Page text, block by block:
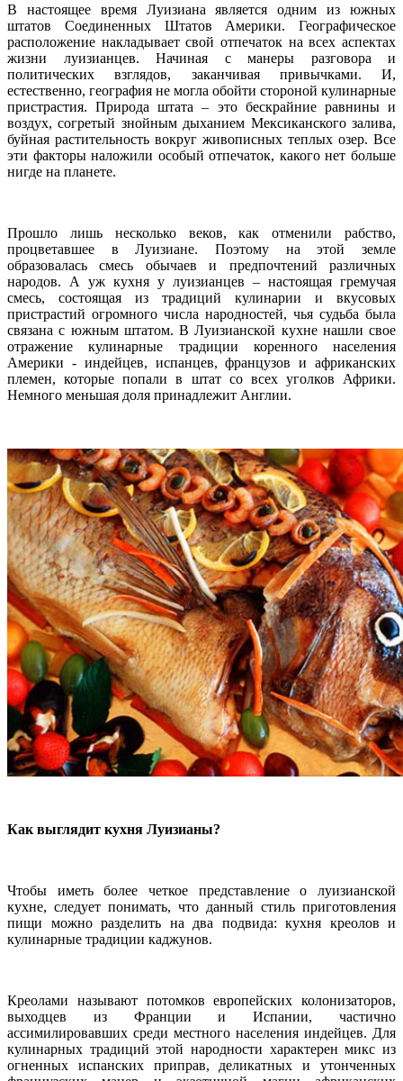
В настоящее время Луизиана является одним из южных
штатов Соединенных Штатов Америки. Географическое
расположение накладывает свой отпечаток на всех аспектах
жизни луизианцев. Начиная с манеры разговора и
политических взглядов, заканчивая привычками. И,
естественно, география не могла обойти стороной кулинарные
пристрастия. Природа штата – это бескрайние равнины и
воздух, согретый знойным дыханием Мексиканского залива,
буйная растительность вокруг живописных теплых озер. Все
эти факторы наложили особый отпечаток, какого нет больше
нигде на планете.
Прошло лишь несколько веков, как отменили рабство,
процветавшее в Луизиане. Поэтому на этой земле
образовалась смесь обычаев и предпочтений различных
народов. А уж кухня у луизианцев – настоящая гремучая
смесь, состоящая из традиций кулинарии и вкусовых
пристрастий огромного числа народностей, чья судьба была
связана с южным штатом. В Луизианской кухне нашли свое
отражение кулинарные традиции коренного населения
Америки - индейцев, испанцев, французов и африканских
племен, которые попали в штат со всех уголков Африки.
Немного меньшая доля принадлежит Англии.
Как выглядит кухня Луизианы?
Чтобы иметь более четкое представление о луизианской
кухне, следует понимать, что данный стиль приготовления
пищи можно разделить на два подвида: кухня креолов и
кулинарные традиции каджунов.
Креолами называют потомков европейских колонизаторов,
выходцев из Франции и Испании, частично
ассимилировавших среди местного населения индейцев. Для
кулинарных традиций этой народности характерен микс из
огненных испанских приправ, деликатных и утонченных